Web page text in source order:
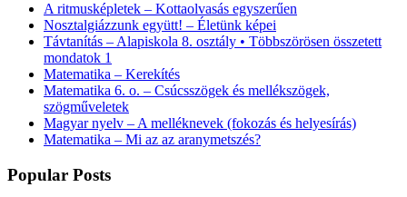
A ritmusképletek – Kottaolvasás egyszerűen
Nosztalgiázzunk együtt! – Életünk képei
Távtanítás – Alapiskola 8. osztály • Többszörösen összetett
mondatok 1
Matematika – Kerekítés
Matematika 6. o. – Csúcsszögek és mellékszögek,
szögműveletek
Magyar nyelv – A melléknevek (fokozás és helyesírás)
Matematika – Mi az az aranymetszés?
Popular Posts